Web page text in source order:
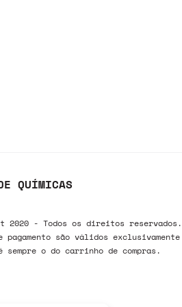
QUÍMICAS
2020 - Todos os direitos
são válidos
o do carrinho de compras.